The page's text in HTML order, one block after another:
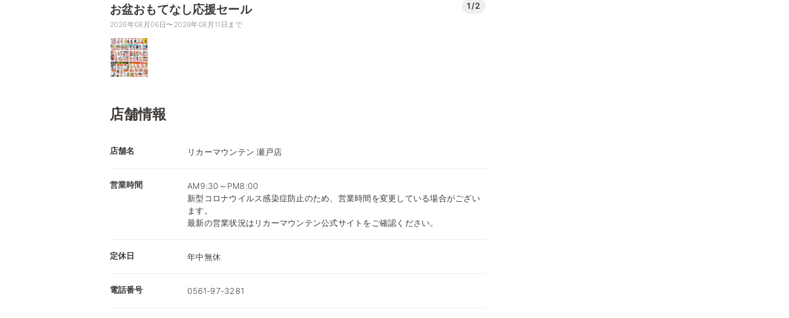
お盆おもてなし応援セール 1/2
2026年08月06日〜2026年08月11日まで
店舗情報
店舗名 リカーマウンテン 瀬戸店
営業時間
AM9:30～PM8:00
新型コロナウイルス感染症防止のため、営業時間を変更している場合がござい
ます。
最新の営業状況はリカーマウンテン公式サイトをご確認ください。
定休日 年中無休
電話番号 0561-97-3281